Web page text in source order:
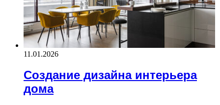
11.01.2026
Создание дизайна интерьера
дома